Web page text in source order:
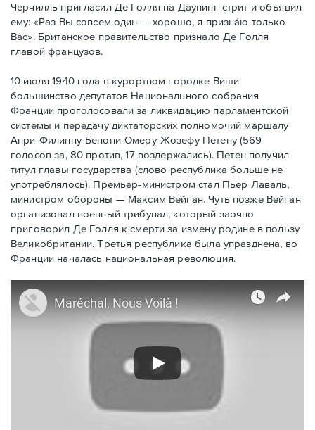
Черчилль пригласил Де Голля на Даунинг-стрит и объявил
ему: «Раз Вы совсем один — хорошо, я признáю только
Вас». Британское правительство признало Де Голля
главой французов.
10 июля 1940 года в курортном городке Виши
большинство депутатов Национального собрания
Франции проголосовали за ликвидацию парламентской
системы и передачу диктаторских полномочий маршалу
Анри-Филиппу-Бенони-Омеру-Жозефу Петену (569
голосов за, 80 против, 17 воздержались). Петен получил
титул главы государства (слово республика больше не
употреблялось). Премьер-министром стал Пьер Лаваль,
министром обороны — Максим Вейган. Чуть позже Вейган
организовал военный трибунал, который заочно
приговорил Де Голля к смерти за измену родине в пользу
Великобритании. Третья республика была упразднена, во
Франции началась национальная революция.